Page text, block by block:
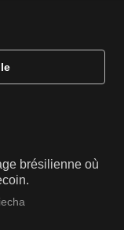
brésilienne où